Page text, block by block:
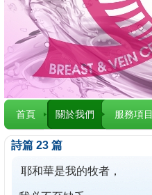
首頁 關於我們 服務項目
詩篇 23 篇
耶和華是我的牧者，